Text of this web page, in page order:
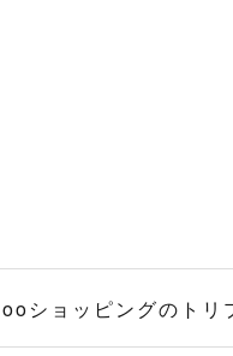
ショッピングのト